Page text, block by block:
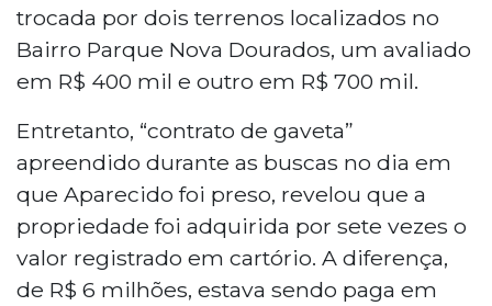
trocada por dois terrenos localizados no
Bairro Parque Nova Dourados, um avaliado
em R$ 400 mil e outro em R$ 700 mil.
Entretanto, “contrato de gaveta”
apreendido durante as buscas no dia em
que Aparecido foi preso, revelou que a
propriedade foi adquirida por sete vezes o
valor registrado em cartório. A diferença,
de R$ 6 milhões, estava sendo paga em